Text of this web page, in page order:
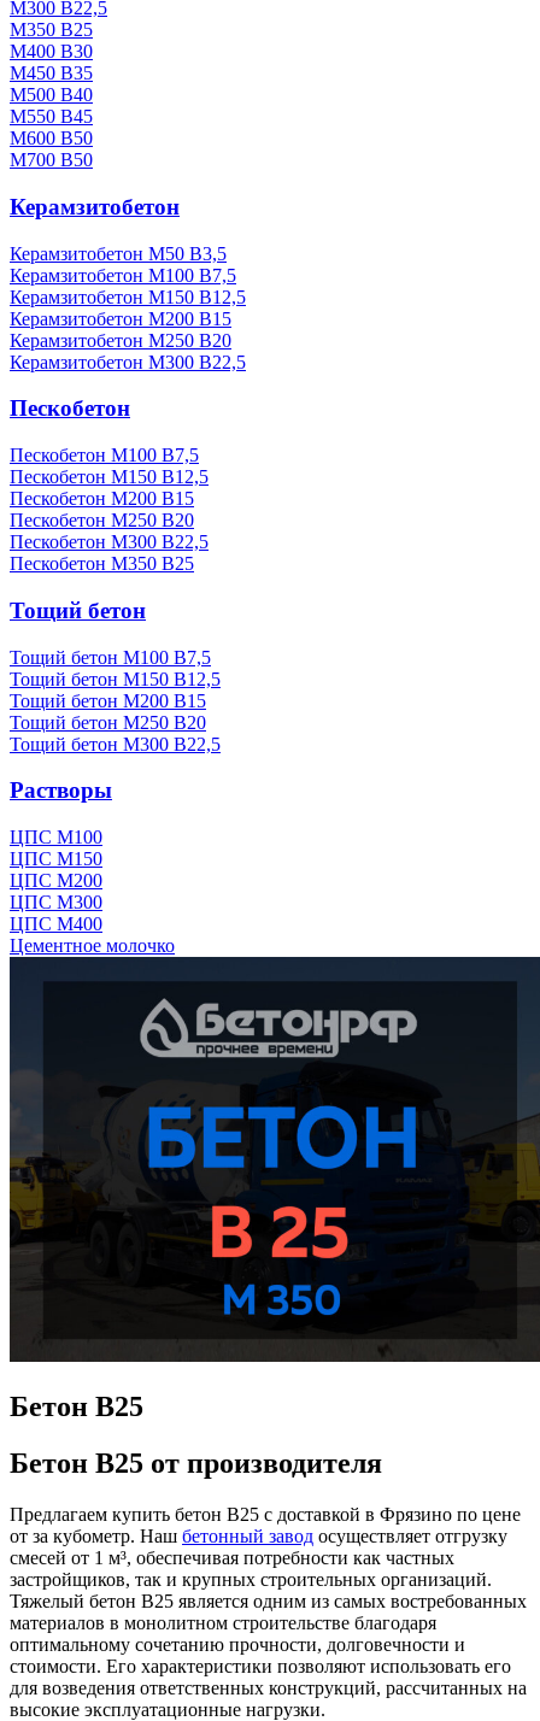
М300 В22,5
М350 В25
М400 В30
М450 В35
М500 В40
М550 В45
М600 В50
М700 В50
Керамзитобетон
Керамзитобетон М50 В3,5
Керамзитобетон М100 В7,5
Керамзитобетон М150 В12,5
Керамзитобетон М200 В15
Керамзитобетон М250 В20
Керамзитобетон М300 В22,5
Пескобетон
Пескобетон М100 В7,5
Пескобетон М150 В12,5
Пескобетон М200 В15
Пескобетон М250 В20
Пескобетон М300 В22,5
Пескобетон М350 В25
Тощий бетон
Тощий бетон М100 В7,5
Тощий бетон М150 В12,5
Тощий бетон М200 В15
Тощий бетон М250 В20
Тощий бетон М300 В22,5
Растворы
ЦПС М100
ЦПС М150
ЦПС М200
ЦПС М300
ЦПС М400
Цементное молочко
Бетон B25
Бетон B25 от производителя
Предлагаем купить бетон B25 с доставкой в Фрязино по цене
от за кубометр. Наш бетонный завод осуществляет отгрузку
смесей от 1 м³, обеспечивая потребности как частных
застройщиков, так и крупных строительных организаций.
Тяжелый бетон B25 является одним из самых востребованных
материалов в монолитном строительстве благодаря
оптимальному сочетанию прочности, долговечности и
стоимости. Его характеристики позволяют использовать его
для возведения ответственных конструкций, рассчитанных на
высокие эксплуатационные нагрузки.